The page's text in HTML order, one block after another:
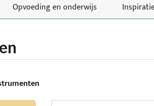
Opvoeding en onderwijs